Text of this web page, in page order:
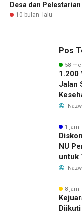
Desa dan Pelestarian
10 bulan lalu
Pos
58
1.200
Jalan
1 jam
NU
untuk
Hoaks
8 jam